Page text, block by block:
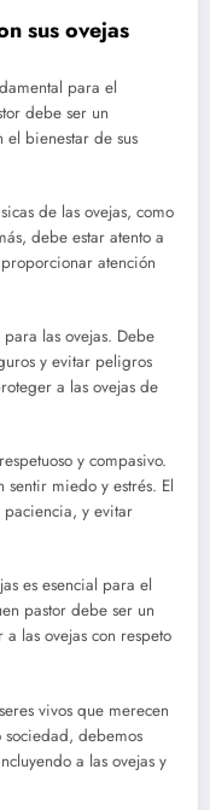
sus ovejas
para el
debe ser un
bienestar de sus
de las ovejas, como
debe estar atento a
atención
las ovejas. Debe
y evitar peligros
a las ovejas de
y compasivo.
sentir miedo y estrés. El
paciencia, y evitar
es esencial para el
pastor debe ser un
las ovejas con respeto
vivos que merecen
debemos
a las ovejas y